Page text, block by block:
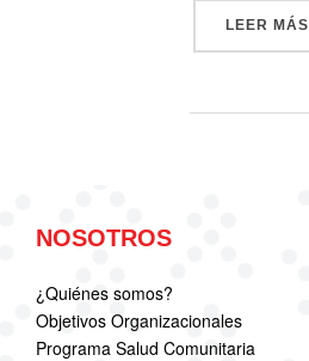
LEER MÁS
NOSOTROS
¿Quiénes somos?
Objetivos Organizacionales
Programa Salud Comunitaria